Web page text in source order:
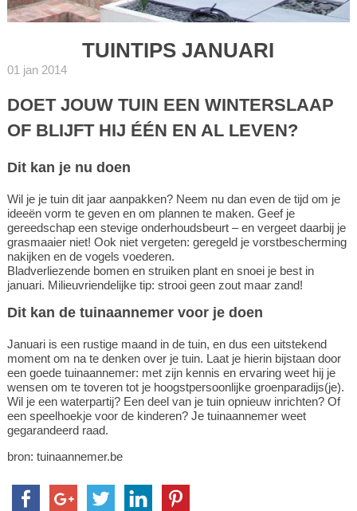
TUINTIPS JANUARI
01 jan 2014
DOET JOUW TUIN EEN WINTERSLAAP
OF BLIJFT HIJ ÉÉN EN AL LEVEN?
Dit kan je nu doen
Wil je je tuin dit jaar aanpakken? Neem nu dan even de tijd om je
ideeën vorm te geven en om plannen te maken. Geef je
gereedschap een stevige onderhoudsbeurt – en vergeet daarbij je
grasmaaier niet! Ook niet vergeten: geregeld je vorstbescherming
nakijken en de vogels voederen.
Bladverliezende bomen en struiken plant en snoei je best in
januari. Milieuvriendelijke tip: strooi geen zout maar zand!
Dit kan de tuinaannemer voor je doen
Januari is een rustige maand in de tuin, en dus een uitstekend
moment om na te denken over je tuin. Laat je hierin bijstaan door
een goede tuinaannemer: met zijn kennis en ervaring weet hij je
wensen om te toveren tot je hoogstpersoonlijke groenparadijs(je).
Wil je een waterpartij? Een deel van je tuin opnieuw inrichten? Of
een speelhoekje voor de kinderen? Je tuinaannemer weet
gegarandeerd raad.
bron: tuinaannemer.be